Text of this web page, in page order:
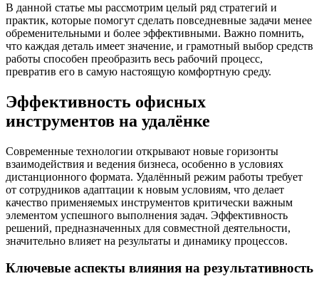
В данной статье мы рассмотрим целый ряд стратегий и
практик, которые помогут сделать повседневные задачи менее
обременительными и более эффективными. Важно помнить,
что каждая деталь имеет значение, и грамотный выбор средств
работы способен преобразить весь рабочий процесс,
превратив его в самую настоящую комфортную среду.
Эффективность офисных
инструментов на удалёнке
Современные технологии открывают новые горизонты
взаимодействия и ведения бизнеса, особенно в условиях
дистанционного формата. Удалённый режим работы требует
от сотрудников адаптации к новым условиям, что делает
качество применяемых инструментов критически важным
элементом успешного выполнения задач. Эффективность
решений, предназначенных для совместной деятельности,
значительно влияет на результаты и динамику процессов.
Ключевые аспекты влияния на результативность